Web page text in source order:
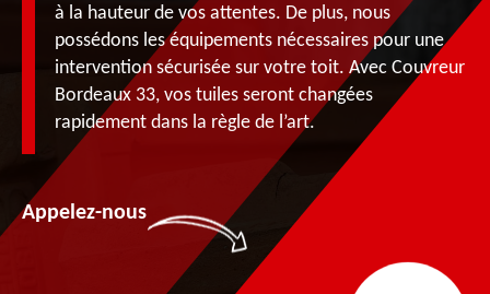
à la hauteur de vos attentes. De plus, nous
possédons les équipements nécessaires pour une
intervention sécurisée sur votre toit. Avec Couvreur
Bordeaux 33, vos tuiles seront changées
rapidement dans la règle de l’art.
Appelez-nous